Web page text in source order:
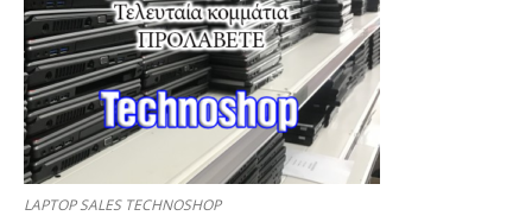
LAPTOP SALES TECHNOSHOP